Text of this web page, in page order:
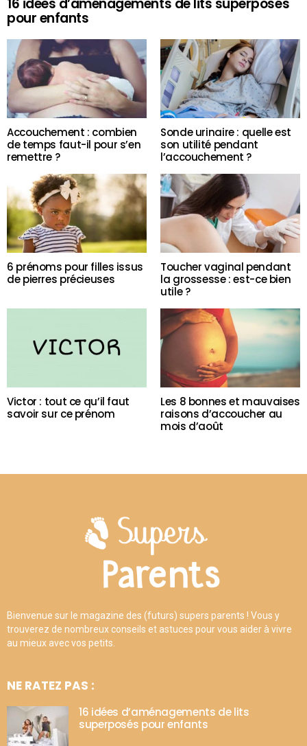
16 idées d’aménagements de lits superposés
pour enfants
Accouchement : combien
de temps faut-il pour s’en
remettre ?
Sonde urinaire : quelle est
son utilité pendant
l’accouchement ?
6 prénoms pour filles issus
de pierres précieuses
Toucher vaginal pendant
la grossesse : est-ce bien
utile ?
Victor : tout ce qu’il faut
savoir sur ce prénom
Les 8 bonnes et mauvaises
raisons d’accoucher au
mois d’août
Bienvenue sur le magazine des (futurs) supers parents ! Vous y
trouverez de nombreux conseils et astuces pour vous aider à vivre
au mieux avec vos petits.
NE RATEZ PAS :
16 idées d’aménagements de lits
superposés pour enfants